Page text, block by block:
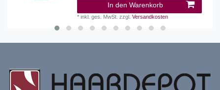
In den Warenkorb
*inkl. ges. MwSt. zzgl.Versandkosten